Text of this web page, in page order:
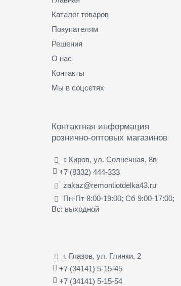
Каталог товаров
Покупателям
Решения
О нас
Контакты
Мы в соцсетях
Контактная информация
рознично-оптовых магазинов
г. Киров, ул. Солнечная, 8в
+7 (8332) 444-333
zakaz@remontiotdelka43.ru
Пн-Пт 8:00-19:00; Сб 9:00-17:00;
Вс: выходной
г. Глазов, ул. Глинки, 2
+7 (34141) 5-15-45
+7 (34141) 5-15-54